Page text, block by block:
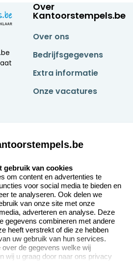
Over
Kantoorstempels.be
Over ons
Bedrijfsgegevens
Extra informatie
Onze vacatures
Contact opnemen
Veel gestelde vragen
Retourneren
Herroepingsrecht
gebruik van cookies
om content en advertenties te
voor social media te bieden en
te analyseren. Ook delen we
van onze site met onze
adverteren en analyse. Deze
gegevens combineren met andere
heeft verstrekt of die ze hebben
uw gebruik van hun services.
de gegevens welke wij
wij u graag door naar ons privacy